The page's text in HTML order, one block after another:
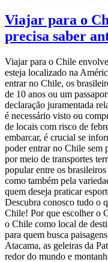
Viajar para o
precisa saber
Viajar para o Chile
esteja localizado na
entrar no Chile, os
de 10 anos ou um
declaração juramentada
é necessário visto ou
de locais com risco de
embarcar, é crucial se
poder entrar no Chile sem
por meio de transportes
popular entre os
como também pela
quem deseja praticar
Descubra conosco tudo o
Chile! Por que escolher o
o Chile como local de
para quem busca
Atacama, as geleiras da
redor do mundo e